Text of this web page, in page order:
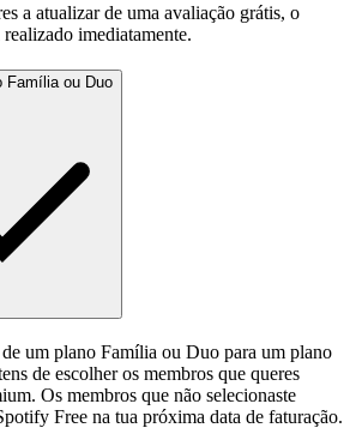
a atualizar de uma avaliação grátis, o
realizado imediatamente.
Família ou Duo
um plano Família ou Duo para um plano
de escolher os membros que queres
Os membros que não selecionaste
Free na tua próxima data de faturação.